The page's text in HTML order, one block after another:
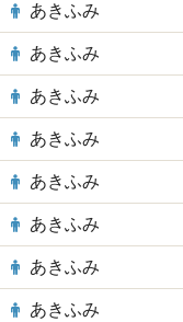
あきふみ
あきふみ
あきふみ
あきふみ
あきふみ
あきふみ
あきふみ
あきふみ